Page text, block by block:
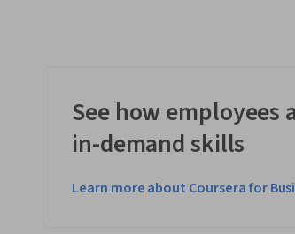
See how employees
in-demand skills
Learn more about Coursera for